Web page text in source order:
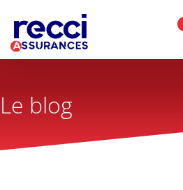
Le blog